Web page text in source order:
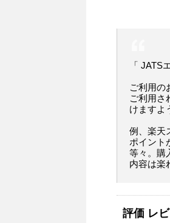
「 JATS
ご利用の
ご利用さ
けますよ
例、楽天
ポイント
等々。購
内容は楽
評価 レ